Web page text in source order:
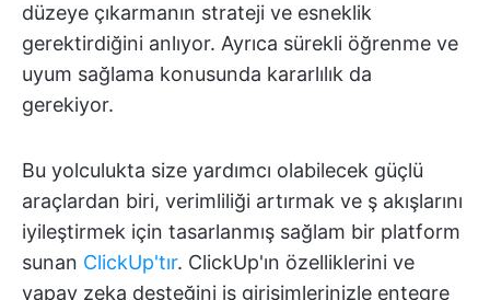
düzeye çıkarmanın strateji ve esneklik
gerektirdiğini anlıyor. Ayrıca sürekli öğrenme ve
uyum sağlama konusunda kararlılık da
gerekiyor.
Bu yolculukta size yardımcı olabilecek güçlü
araçlardan biri, verimliliği artırmak ve ş akışlarını
iyileştirmek için tasarlanmış sağlam bir platform
sunan ClickUp'tır. ClickUp'ın özelliklerini ve
yapay zeka desteğini iş girişimlerinizle entegre